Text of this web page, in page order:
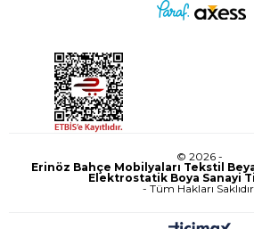
© 2026 -
Erinöz Bahçe Mobilyaları Tekstil
Elektrostatik Boya Sanayi
- Tüm Hakları Saklıdır.